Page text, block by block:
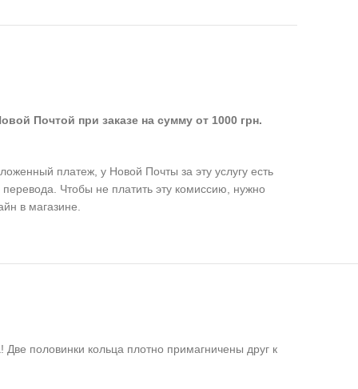
Почтой при заказе на сумму от 1000 грн.
платеж, у Новой Почты за эту услугу есть
Чтобы не платить эту комиссию, нужно
в магазине.
Две половинки кольца плотно примагничены друг к